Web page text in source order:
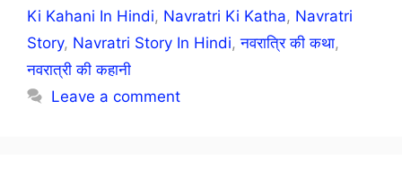
Ki Kahani In Hindi, Navratri Ki Katha, Navratri
Story, Navratri Story In Hindi,नवरात्रि की कथा,
नवरात्री की कहानी
Leave a comment